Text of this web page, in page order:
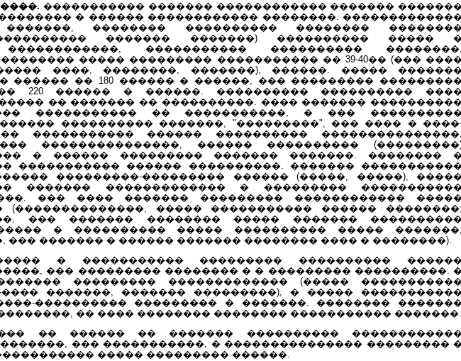
����������� ������� ������������ �������
� ������ ������������ ��������.
�������, �������� ���������� ��������
������� �������) ���������� �����
����������� ���������� ��������,
����� ��������� ����������� �� 39-40�� (���
����, ��������, �������), ������. �����
������ �� 180 ������ � ������, ��� ���������
220 ������ � ������. ���������� ����������
�� ������� �� ����������. ���� �������
����������� �� �����������, � ���
���������� �������, "���������", ��� ���� �
����������� ������ ���������� ���������������,
���������������, ������ ����������
� ������ ��������� ������� �������. ��������
����������� ������ ����������. �������
���������-��������� ������ (�����, �����),
������� ������������� � ���������
��� ���� ������� ��������� ������������
(��������������, ����� ����������� ������ ��������;
��� ������� �������� ����� �������
� ���������� ����� ���������� ����� �������;
��� ������� � ������ ������� �������� ���� � ��������).
� ����������� ��������� ����������
��� ��������� �������� � � ��������� ����������.
��������� ������������� (�����
�������, ������� ���������), � �����
���������� ��������� � �������. ��������
�� ���� �������� �������� ����������� �������.
�� ������ �� ������� ����������
��� �����������, � ��������������� ���������
����� ��������� ������.